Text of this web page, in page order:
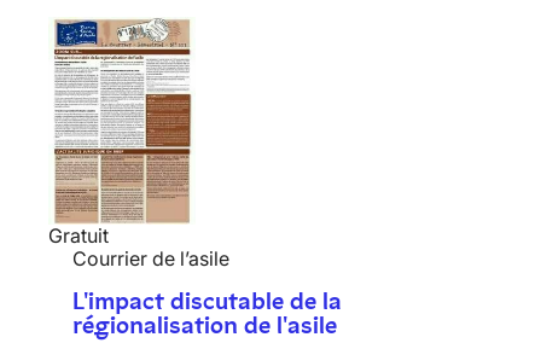
Gratuit
Courrier de l’asile
L'impact discutable de la
régionalisation de l'asile